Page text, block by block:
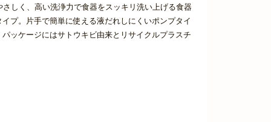
しく、高い洗浄力で食器をスッキリ洗い上げる食器
プ。片手で簡単に使える液だれしにくいポンプタイ
ッケージにはサトウキビ由来とリサイクルプラスチ